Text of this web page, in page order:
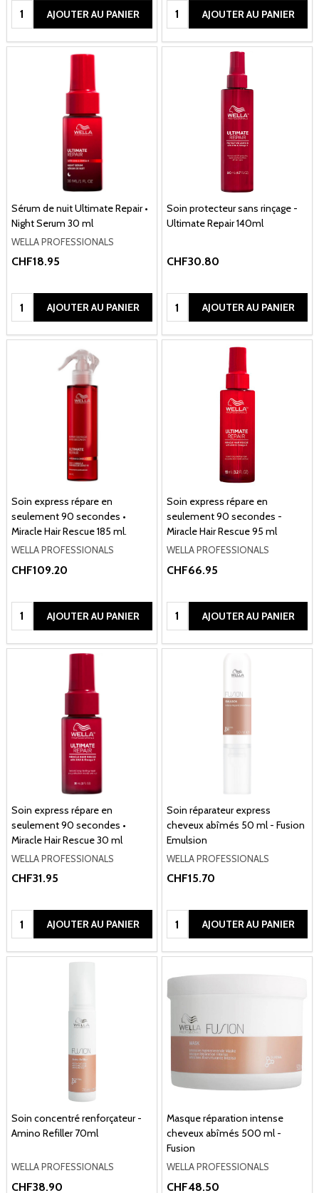
Quantité:AJOUTER AU PANIER Quantité:AJOUTER AU PANIER
Sérum de nuit Ultimate Repair •
Night Serum 30 ml
WELLA PROFESSIONALS
CHF18.95
Quantité:AJOUTER AU PANIER
Soin protecteur sans rinçage -
Ultimate Repair 140ml
CHF30.80
Quantité:AJOUTER AU PANIER
Soin express répare en
seulement 90 secondes •
Miracle Hair Rescue 185 ml.
WELLA PROFESSIONALS
CHF109.20
Quantité:AJOUTER AU PANIER
Soin express répare en
seulement 90 secondes -
Miracle Hair Rescue 95 ml
WELLA PROFESSIONALS
CHF66.95
Quantité:AJOUTER AU PANIER
Soin express répare en
seulement 90 secondes •
Miracle Hair Rescue 30 ml
WELLA PROFESSIONALS
CHF31.95
Quantité:AJOUTER AU PANIER
Soin réparateur express
cheveux abîmés 50 ml - Fusion
Emulsion
WELLA PROFESSIONALS
CHF15.70
Quantité:AJOUTER AU PANIER
Soin concentré renforçateur -
Amino Refiller 70ml
WELLA PROFESSIONALS
CHF38.90
Masque réparation intense
cheveux abîmés 500 ml -
Fusion
WELLA PROFESSIONALS
CHF48.50